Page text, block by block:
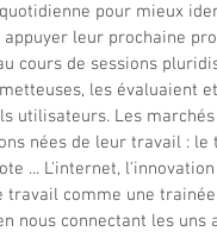
pour mieux
appuyer leur prochaine
cours de sessions
les évaluaient
utilisateurs. Les
nées de leur travail :
... L'internet,
travail comme une
nous connectant les